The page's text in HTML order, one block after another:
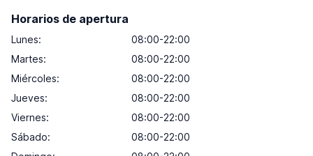
Horarios de apertura
Lunes:
08:00-22:00
Martes:
08:00-22:00
Miércoles:
08:00-22:00
Jueves:
08:00-22:00
Viernes:
08:00-22:00
Sábado:
08:00-22:00